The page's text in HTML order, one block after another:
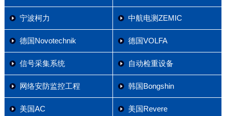
宁波柯力 中航电测ZEMIC
德国Novotechnik 德国VOLFA
信号采集系统 自动检重设备
网络安防监控工程 韩国Bongshin
美国AC 美国Revere